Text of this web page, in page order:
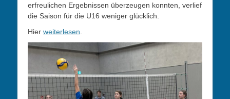
erfreulichen Ergebnissen überzeugen konnten, verlief
die Saison für die U16 weniger glücklich.
Hier weiterlesen